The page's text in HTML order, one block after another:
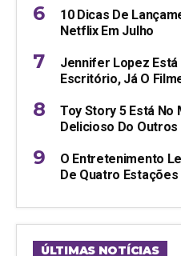
10 Dicas De
Netflix Em Julho
Jennifer Lopez Está
Escritório, Já O
Toy Story 5 Está No
Delicioso Do Outros
O Entretenimento
De Quatro
ÚLTIMAS NOTÍCIAS